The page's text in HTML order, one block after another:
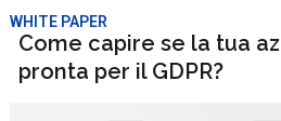
WHITE PAPER
Come capire se la tua
pronta per il GDPR?